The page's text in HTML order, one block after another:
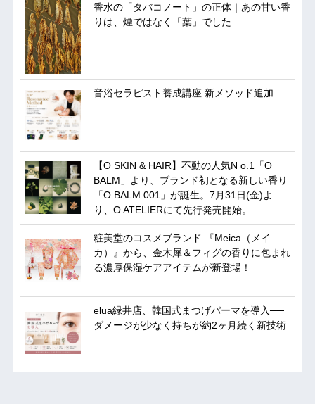
香水の「タバコノート」の正体｜あの甘い香
りは、煙ではなく「葉」でした
音浴セラピスト養成講座 新メソッド追加
【O SKIN & HAIR】不動の人気N o.1「O
BALM」より、ブランド初となる新しい香り
「O BALM 001」が誕生。7月31日(金)よ
り、O ATELIERにて先行発売開始。
粧美堂のコスメブランド 『Meica（メイ
カ）』から、金木犀＆フィグの香りに包まれ
る濃厚保湿ケアアイテムが新登場！
elua緑井店、韓国式まつげパーマを導入──
ダメージが少なく持ちが約2ヶ月続く新技術